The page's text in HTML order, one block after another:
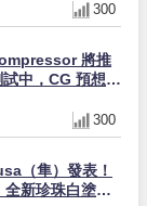
300
將推
中，CG 預想曝
300
（隼）發表！
新珍珠白塗裝